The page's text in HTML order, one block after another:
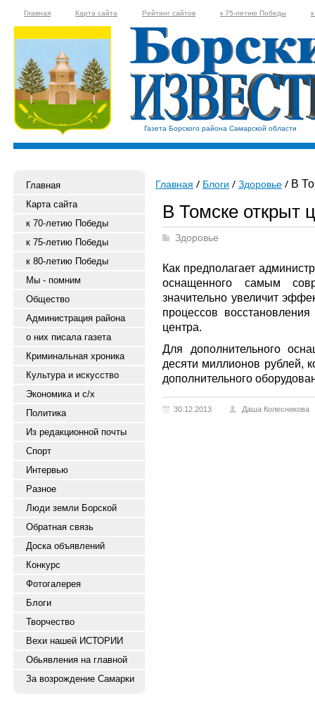
Главная Карта сайта Рейтинг сайтов к 75-летию Победы
Газета Борского района Самарской области
Главная
Карта сайта
к 70-летию Победы
к 75-летию Победы
к 80-летию Победы
Мы - помним
Общество
Администрация района
о них писала газета
Криминальная хроника
Культура и искусство
Экономика и с/х
Политика
Из редакционной почты
Спорт
Интервью
Разное
Люди земли Борской
Обратная связь
Доска объявлений
Конкурс
Фотогалерея
Блоги
Творчество
Вехи нашей ИСТОРИИ
Обьявления на главной
За возрождение Самарки
Главная Блоги Здоровье В
В Томске открыт
Здоровье
Как предполагает
оснащенного самым
значительно увеличит
процессов
центра.
Для дополнительного
десяти миллионов рублей,
дополнительного
30.12.2013 Даша Колесникова